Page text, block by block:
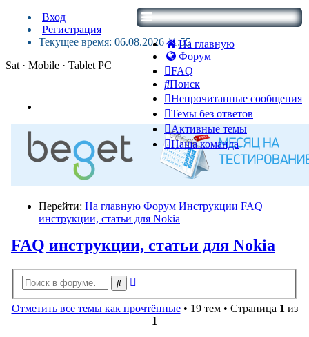
На главную
Форум
FAQ
Поиск
Непрочитанные сообщения
Темы без ответов
Активные темы
Наша команда
Вход
Регистрация
Текущее время: 06.08.2026 11:55
Sat · Mobile · Tablet PC
Перейти: На главную Форум Инструкции FAQ
инструкции, статьи для Nokia
FAQ инструкции, статьи для Nokia
Поиск
Отметить все темы как прочтённые• 19 тем • Страница 1 из
1